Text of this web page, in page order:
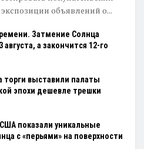
объявлений о...
Затмение Солнца
августа, а закончится 12-го
торги выставили палаты
эпохи дешевле трешки
показали уникальные
с «перьями» на поверхности